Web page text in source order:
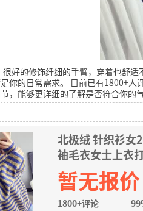
好的修饰纤细的手臂，穿着也舒
你的日常需求。
目前已有1800+人
，能够更详细的了解是否符合你的气
北极绒 针织衫女
袖毛衣女士上衣
暂无报价
1800+评论